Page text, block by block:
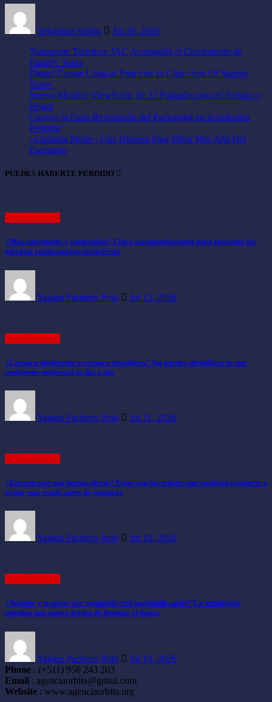
Sebastian Sipión
Jul 28, 2026
Transporte Turístico: JAC Acompañó el Crecimiento de
Fantasy Tours
Daniel Caesar Llega al Perú con su Gira «Son Of Spergy
Tour»
Nuevo Monitor ViewSonic de 27 Pulgadas para el Trabajo y
Hogar
Conoce la Gran Revolución del Packaging en la Industria
Peruana
«Llamada Mofa»: Una Historia Para Mirar Más Allá Del
Escenario
PUEDES HABERTE PERDIDO
¿Más estornudos y congestión? Cinco recomendaciones para prevenir las
alergias respiratorias en invierno
Yajaira Pacheco Polo Jul 13, 2026
¿Compra inteligente o compra impulsiva? Así puedes identificar lo que
realmente mejorará tu día a día
Yajaira Pacheco Polo Jul 11, 2026
¿Encontraste una buena oferta? Estas son las señales que podrían ayudarte a
evitar una estafa antes de comprar
Yajaira Pacheco Polo Jul 10, 2026
¿Aspirar y trapear por separado está quedando atrás? La tecnología
impulsa una nueva forma de limpiar el hogar
Yajaira Pacheco Polo
Jul 10, 2026
Phone : (+511) 956 243 203
Email : agenciaorbita@gmail.com
Website : www.agenciaorbita.org